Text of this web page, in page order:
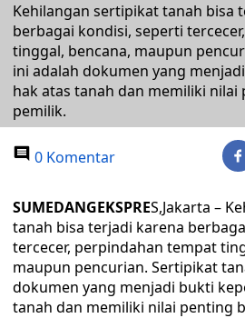
Kehilangan sertipikat tanah bisa
berbagai kondisi, seperti
tinggal, bencana, maupun
ini adalah dokumen yang
hak atas tanah dan memiliki nilai
pemilik.
0 Komentar
SUMEDANGEKSPRES,Jakarta –
tanah bisa terjadi karena
tercecer, perpindahan tempat
maupun pencurian. Sertipikat
dokumen yang menjadi bukti
tanah dan memiliki nilai penting